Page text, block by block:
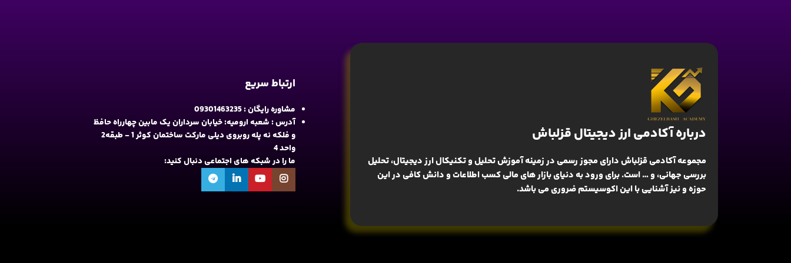
درباره آکادمی ارز دیجیتال قزلباش
مجموعه آکادمی قزلباش دارای مجوز رسمی در زمینهآموزش تحلیل و تکنیکال ارز دیجیتال، تحلیل
بررسی جهانی، و … است. برای ورود به دنیای بازار های مالی کسب اطلاعات و دانش کافی در این
حوزه و نیز آشنایی با این اکوسیستم ضروری می باشد.
ارتباط سریع
مشاوره رایگان : 09301463235
آدرس : شعبه ارومیه: خیابان سرداران یک مابین چهارراه حافظ
و فلکه نه پله روبروی دیلی مارکت ساختمان کوثر 1 - طبقه2
واحد 4
ما را در شبکه های اجتماعی دنبال کنید: